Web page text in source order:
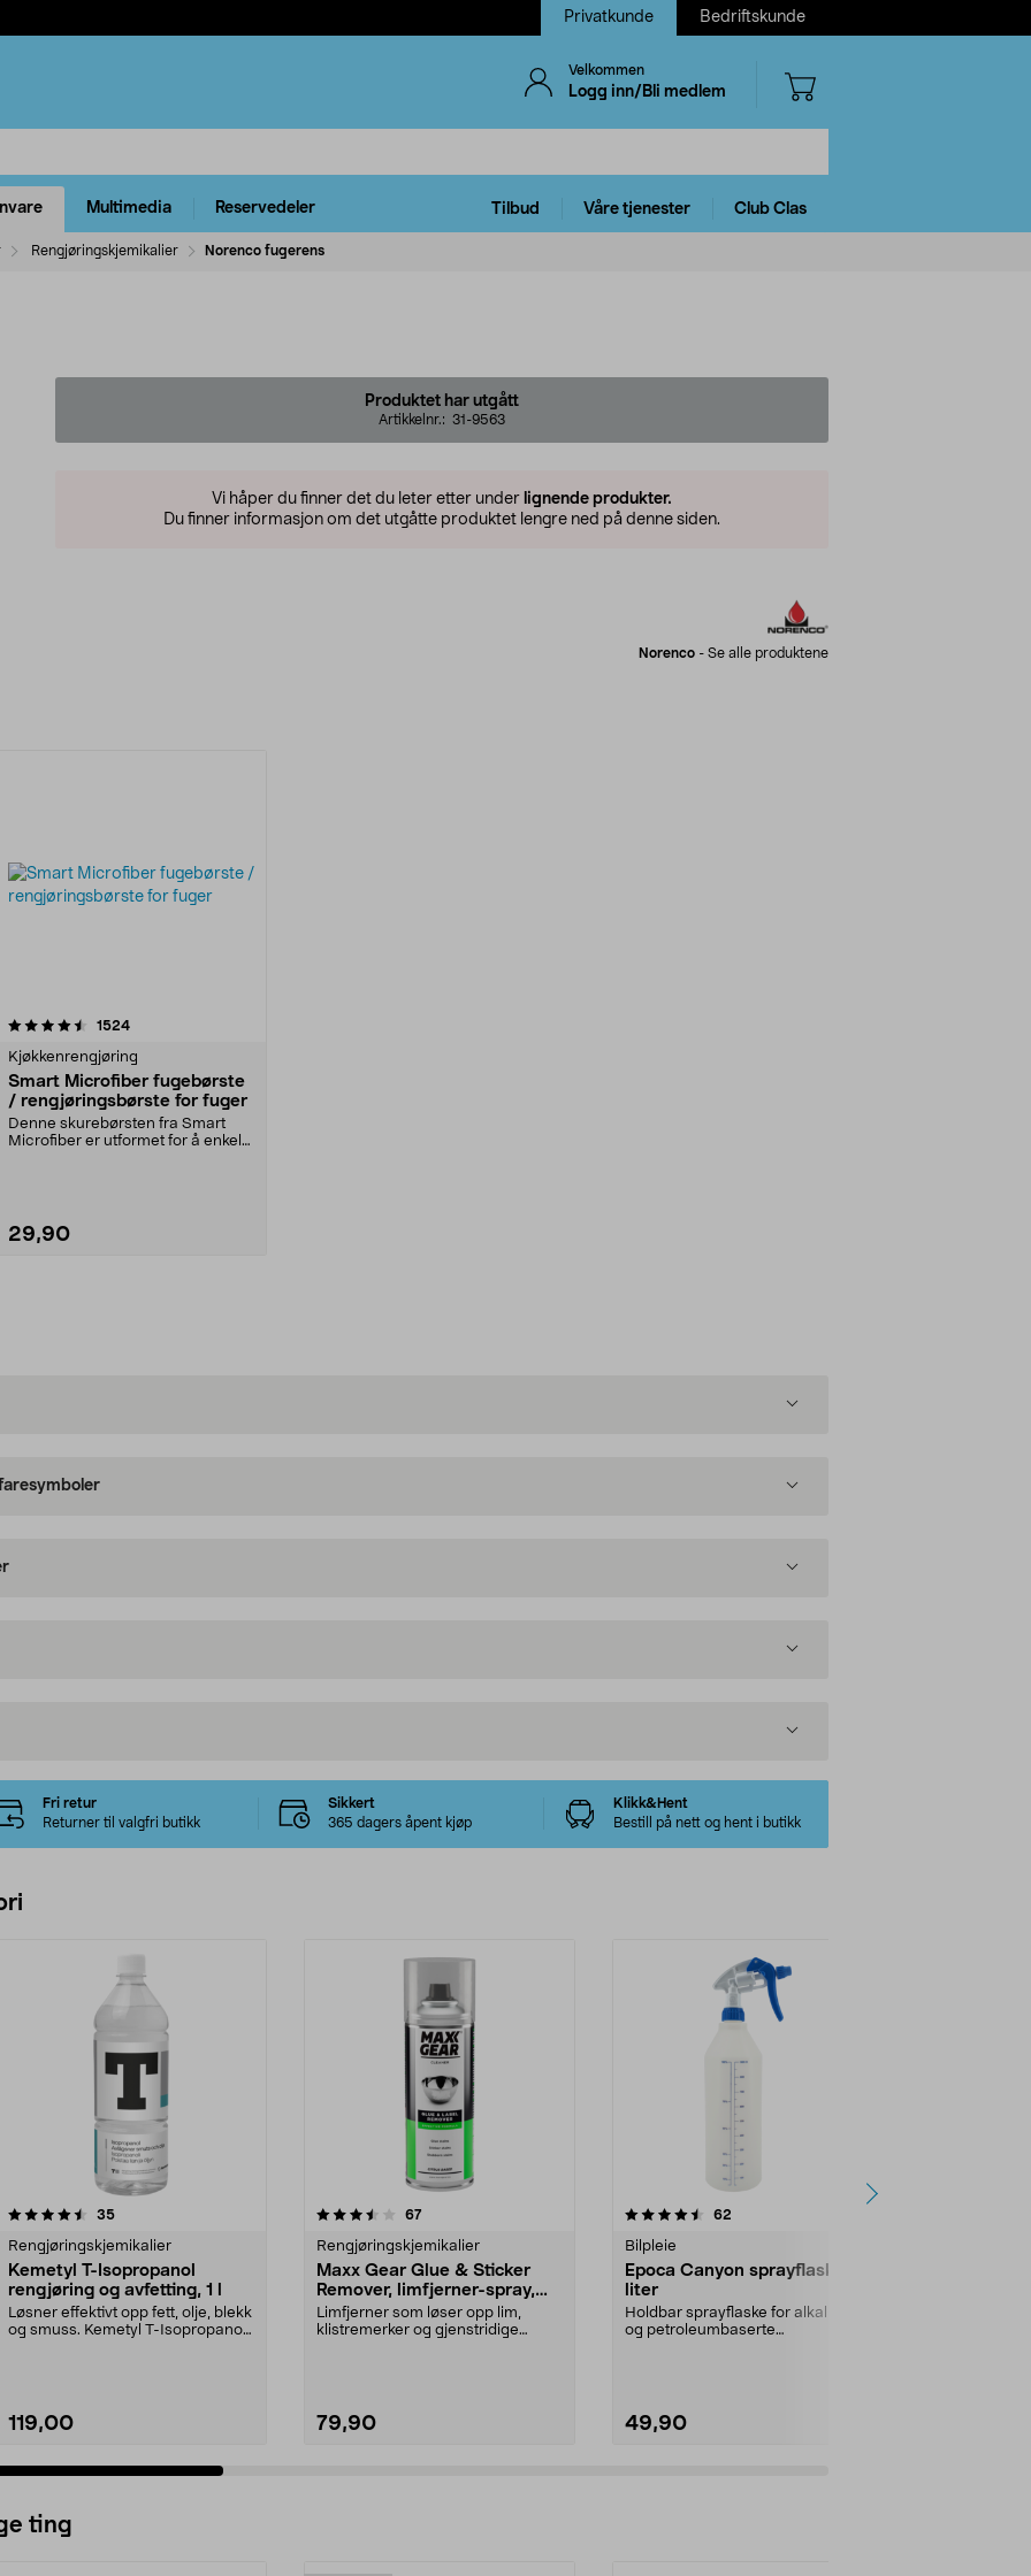
Privatkunde Bedriftskunde
Velkommen
Logg inn/Bli medlem
Multimedia Reservedeler Tilbud Våre tjenester Club Clas
Rengjøringskjemikalier Norenco fugerens
Produktet har utgått
Artikkelnr.: 31-9563
Vi håper du finner det du leter etter under lignende produkter.
Du finner informasjon om det utgåtte produktet lengre ned på denne siden.
Norenco - Se alle produktene
1524anmeldelser
Kjøkkenrengjøring
Smart Microfiber fugebørste
/ rengjøringsbørste for fuger
Denne skurebørsten fra Smart
Microfiber er utformet for å enkelt
29,90
Fri retur
Returner til valgfri butikk
Sikkert
365 dagers åpent kjøp
Klikk&Hent
Bestill på nett og hent i butikk
35anmeldelser
Rengjøringskjemikalier
Kemetyl T-Isopropanol
rengjøring og avfetting, 1 l
Løsner effektivt opp fett, olje, blekk
og smuss. Kemetyl T-Isopropanol
119,00
3.5 av 5 stjerner 67anmeldelser
Rengjøringskjemikalier
Maxx Gear Glue & Sticker
Remover, limfjerner-spray,
200 ml
Limfjerner som løser opp lim,
klistremerker og gjenstridige
79,90
4.5 av 5 stjerner 62
Bilpleie
Epoca Canyon sprayflaske, 1
liter
Holdbar sprayflaske for alkaliske
og petroleumbaserte
49,90
4.5 av 5 stjerner
ting